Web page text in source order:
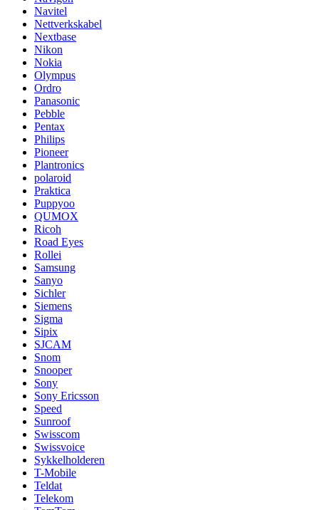
Navitel
Nettverkskabel
Nextbase
Nikon
Nokia
Olympus
Ordro
Panasonic
Pebble
Pentax
Philips
Pioneer
Plantronics
polaroid
Praktica
Puppyoo
QUMOX
Ricoh
Road Eyes
Rollei
Samsung
Sanyo
Sichler
Siemens
Sigma
Sipix
SJCAM
Snom
Snooper
Sony
Sony Ericsson
Speed
Sunroof
Swisscom
Swissvoice
Sykkelholderen
T-Mobile
Teldat
Telekom